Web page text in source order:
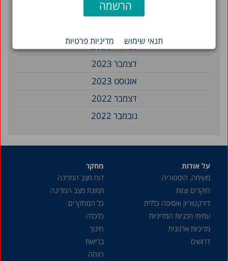
תנאי שימוש מדיניות פרטיות
מאי 2024
פברואר 2024
דצמבר 2023
אוגוסט 2023
דצמבר 2022
נובמבר 2022
על אודות
משימה, היסטוריה
חוקרים וצוות
דירקטוריון ואסיפה כללית
עמיתי תכניות המדיניות
מדיניות ארגונית
דרושים
מחקר
דוח מצב המדינה
תמונת מצב המדינה
כל המחקרים
כלכלה
חינוך
בריאות
רווחה